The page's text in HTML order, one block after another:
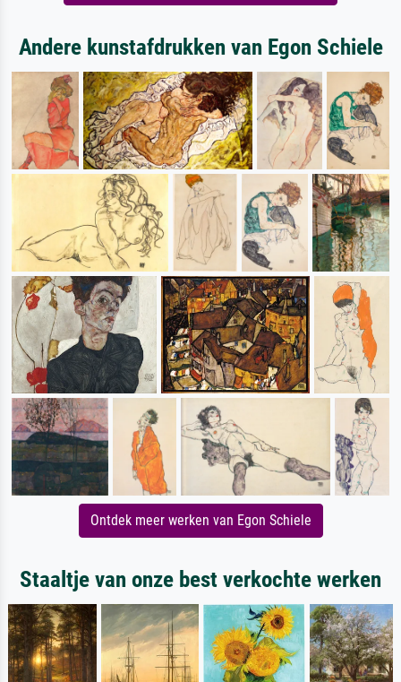
Andere kunstafdrukken van Egon Schiele
Ontdek meer werken van Egon Schiele
Staaltje van onze best verkochte werken